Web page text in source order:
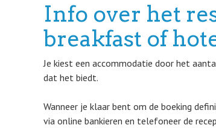
Info over het
breakfast of
Je kiest een accommodatie door het
dat het biedt.
Wanneer je klaar bent om de boeking
via online bankieren en telefoneer de